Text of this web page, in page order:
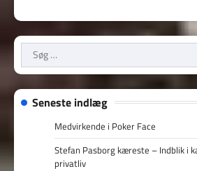
Søg
efter:
Seneste indlæg
Medvirkende i Poker Face
Stefan Pasborg kæreste – Indblik i
privatliv